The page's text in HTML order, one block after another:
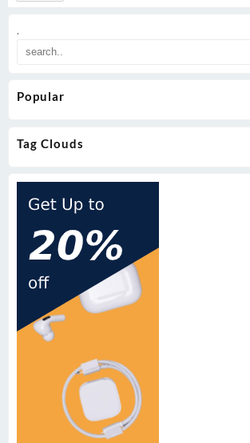
.
Popular
Tag Clouds